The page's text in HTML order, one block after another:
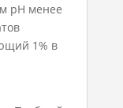
pH менее
1% в